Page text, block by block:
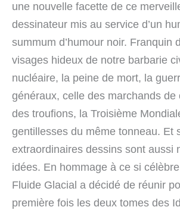
une nouvelle facette de ce
dessinateur mis au service d’un
summum d’humour noir. Franquin
visages hideux de notre barbarie
nucléaire, la peine de mort, la
généraux, celle des marchands de
des troufions, la Troisième
gentillesses du même tonneau. Et
extraordinaires dessins sont aussi
idées. En hommage à ce si
Fluide Glacial a décidé de réunir
première fois les deux tomes des